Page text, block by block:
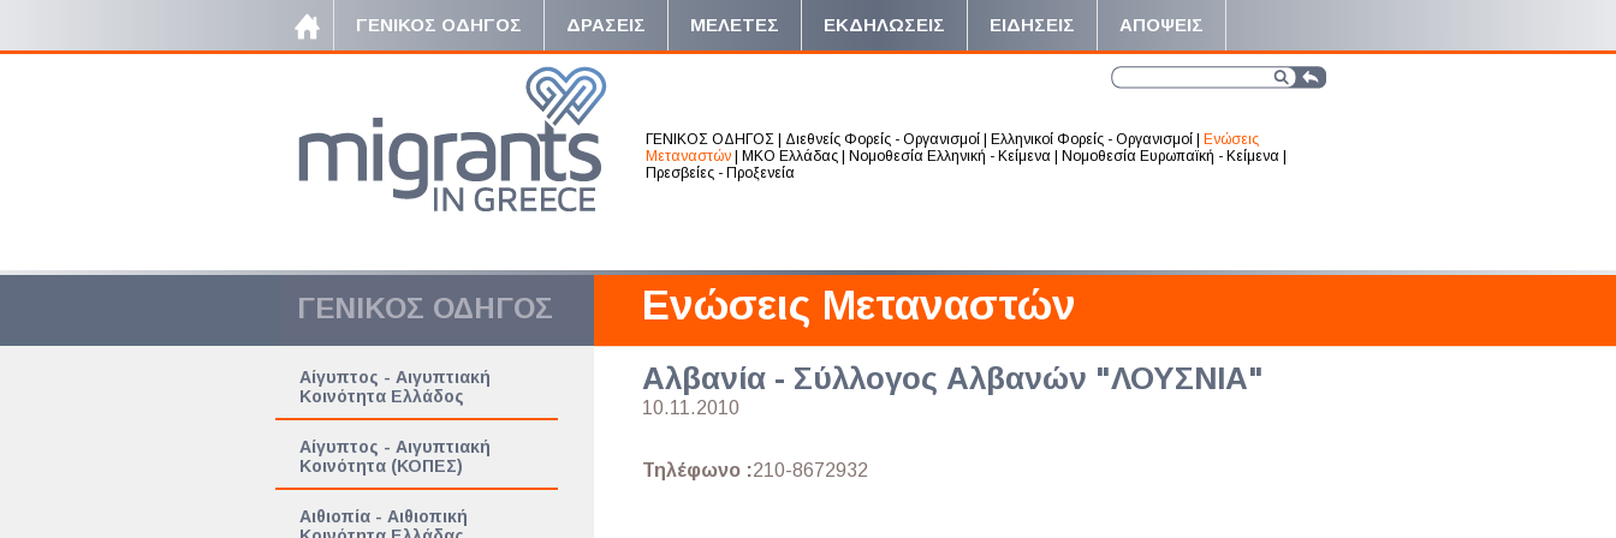
ΓΕΝΙΚΟΣ ΟΔΗΓΟΣ ΔΡΑΣΕΙΣ ΜΕΛΕΤΕΣ ΕΚΔΗΛΩΣΕΙΣ ΕΙΔΗΣΕΙΣ ΑΠΟΨΕΙΣ
ΓΕΝΙΚΟΣ ΟΔΗΓΟΣ| Διεθνείς Φορείς - Οργανισμοί| Ελληνικοί Φορείς - Οργανισμοί|
Ενώσεις
Μεταναστών| ΜΚΟ Ελλάδας| Νομοθεσία Ελληνική - Κείμενα Νομοθεσία Ευρωπαϊκή - Κείμενα
Πρεσβείες - Προξενεία
ΓΕΝΙΚΟΣ ΟΔΗΓΟΣ
Αίγυπτος - Αιγυπτιακή
Κοινότητα Ελλάδος
Αίγυπτος - Αιγυπτιακή
Κοινότητα (ΚΟΠΕΣ)
Αιθιοπία - Αιθιοπική
Ενώσεις Μεταναστών
Αλβανία - Σύλλογος Αλβανών "ΛΟΥΣΝΙΑ"
10.11.2010
Τηλέφωνο :210-8672932